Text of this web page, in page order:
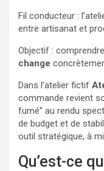
Fil conducteur :
entre artisanat et
Objectif : comprendre
change
Dans l’atelier fictif
commande revient
fumé” au rendu
de budget et de
outil stratégique, à
Qu’est-ce